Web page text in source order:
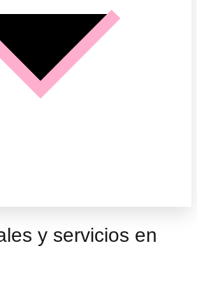
y servicios en